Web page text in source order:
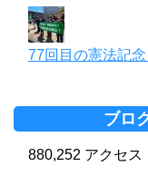
77回目の憲法記
ブロ
880,252 アクセス